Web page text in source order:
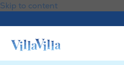
Skip to content